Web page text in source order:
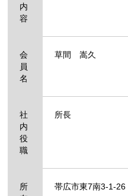
内
容
会
員
名
草間 嵩久
社
内
役
職
所長
所
帯広市東7南3-1-26